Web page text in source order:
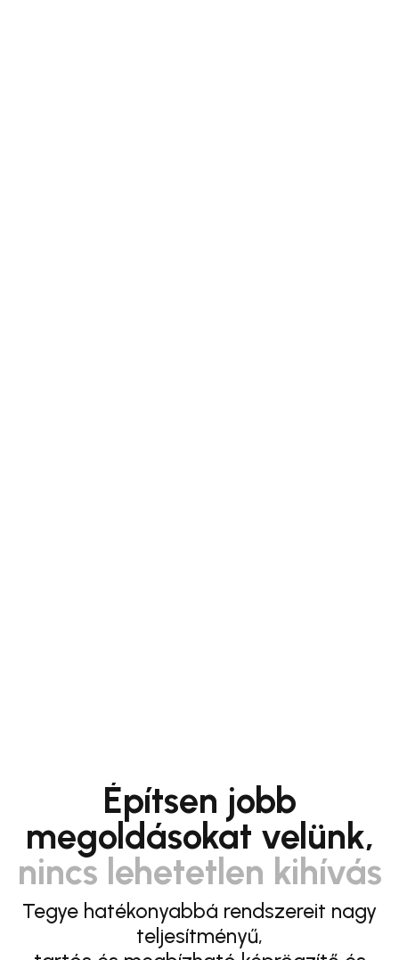
Építsen jobb
megoldásokat velünk,
nincs lehetetlen kihívás
Tegye hatékonyabbá rendszereit nagy
teljesítményű,